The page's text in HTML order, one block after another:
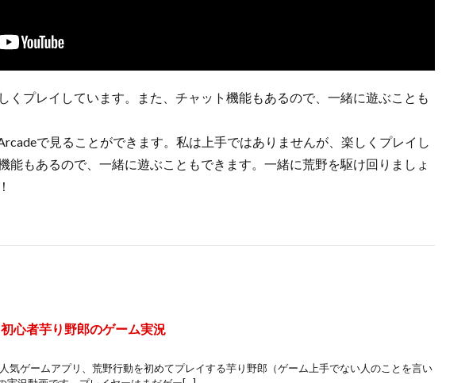
くプレイしています。また、チャット機能もあるので、一緒に遊ぶことも
で見ることができます。私は上手ではありませんが、楽しくプレイし
能もあるので、一緒に遊ぶこともできます。一緒に荒野を駆け回りましょ
初心者芋り野郎のゲーム実況
気ゲームアプリ、荒野行動を初めてプレイする芋り野郎（ゲーム上手でない人のことを言い